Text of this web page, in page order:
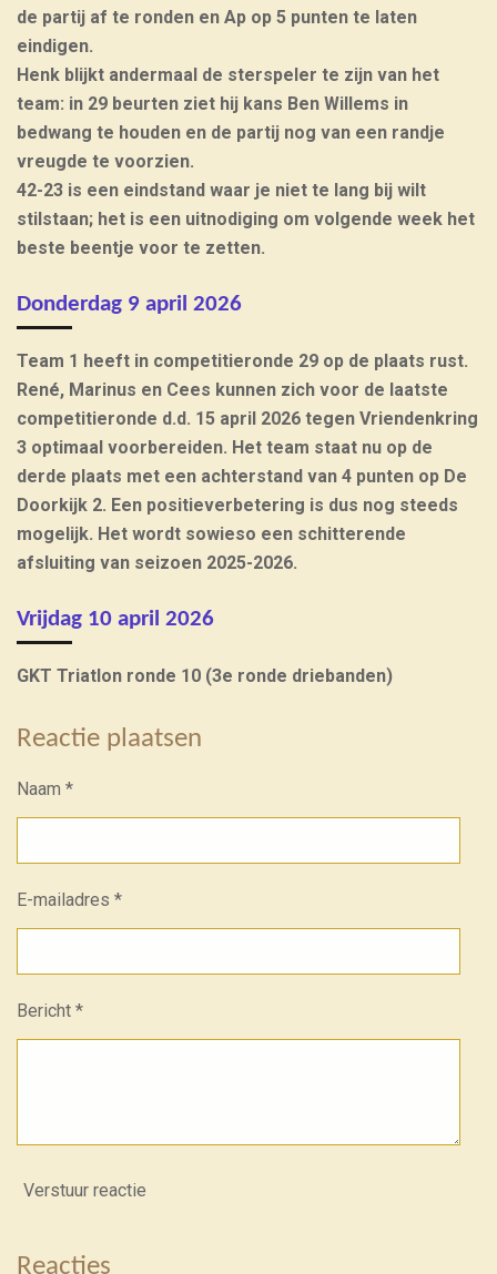
de partij af te ronden en Ap op 5 punten te laten
eindigen.
Henk blijkt andermaal de sterspeler te zijn van het
team: in 29 beurten ziet hij kans Ben Willems in
bedwang te houden en de partij nog van een randje
vreugde te voorzien.
42-23 is een eindstand waar je niet te lang bij wilt
stilstaan; het is een uitnodiging om volgende week het
beste beentje voor te zetten.
Donderdag 9 april 2026
Team 1 heeft in competitieronde 29 op de plaats rust.
René, Marinus en Cees kunnen zich voor de laatste
competitieronde d.d. 15 april 2026 tegen Vriendenkring
3 optimaal voorbereiden. Het team staat nu op de
derde plaats met een achterstand van 4 punten op De
Doorkijk 2. Een positieverbetering is dus nog steeds
mogelijk. Het wordt sowieso een schitterende
afsluiting van seizoen 2025-2026.
Vrijdag 10 april 2026
GKT Triatlon ronde 10 (3e ronde driebanden)
Reactie plaatsen
Naam *
E-mailadres *
Bericht *
Verstuur reactie
Reacties